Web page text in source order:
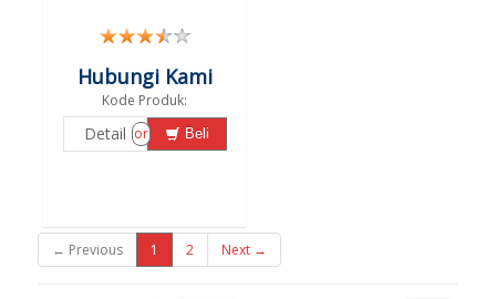
Hubungi Kami
Kode Produk:
Detail or Beli
← Previous 1 2 Next →